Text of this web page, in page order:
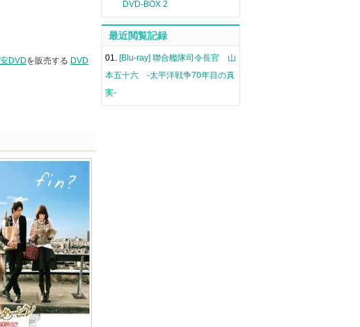
DVDを販売する DVD
DVD-BOX 2
最近閲覧記録
01. [Blu-ray] 聯合艦隊司令長官 山
本五十六 -太平洋戦争70年目の真
実-